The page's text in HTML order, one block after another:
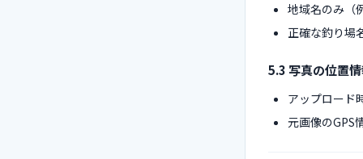
地域名のみ（
正確な釣り場
5.3 写真の位置
アップロード
元画像のGPS